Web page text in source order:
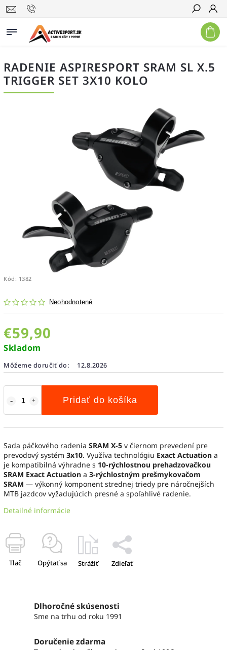
Hľadať
RADENIE ASPIRESPORT SRAM SL X.5
TRIGGER SET 3X10 KOLO
Kód: 1382
Neohodnotené
€59,90
Skladom
Môžeme doručiť do: 12.8.2026
Pridať do košíka
Sada páčkového radenia SRAM X-5 v čiernom prevedení pre
prevodový systém 3x10. Využíva technológiu Exact Actuation a
je kompatibilná výhradne s 10-rýchlostnou prehadzovačkou
SRAM Exact Actuation a 3-rýchlostným prešmykovačom
SRAM — výkonný komponent strednej triedy pre náročnejších
MTB jazdcov vyžadujúcich presné a spoľahlivé radenie.
Detailné informácie
Tlač Opýtať sa Strážiť Zdieľať
Dlhoročné skúsenosti
Sme na trhu od roku 1991
Doručenie zdarma